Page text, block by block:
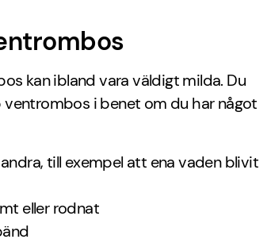
kan ibland vara väldigt milda. Du
i benet om du har något
till exempel att ena vaden blivit
eller rodnat